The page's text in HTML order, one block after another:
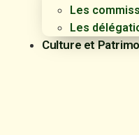
Les
Les
Culture et